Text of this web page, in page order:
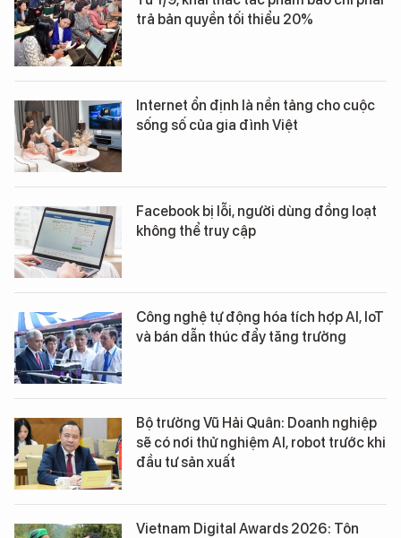
trả bản quyền tối thiểu 20%
Internet ổn định là nền tảng cho cuộc
sống số của gia đình Việt
Facebook bị lỗi, người dùng đồng loạt
không thể truy cập
Công nghệ tự động hóa tích hợp AI, IoT
và bán dẫn thúc đẩy tăng trưởng
Bộ trưởng Vũ Hải Quân: Doanh nghiệp
sẽ có nơi thử nghiệm AI, robot trước khi
đầu tư sản xuất
Vietnam Digital Awards 2026: Tôn